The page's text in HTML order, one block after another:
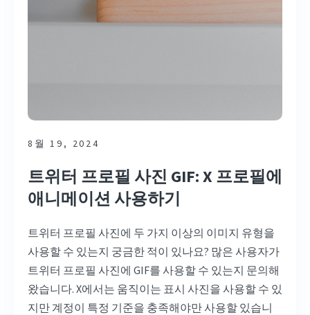
8월 19, 2024
트위터 프로필 사진 GIF: X 프로필에
애니메이션 사용하기
트위터 프로필 사진에 두 가지 이상의 이미지 유형을
사용할 수 있는지 궁금한 적이 있나요? 많은 사용자가
트위터 프로필 사진에 GIF를 사용할 수 있는지 문의해
왔습니다. X에서는 움직이는 표시 사진을 사용할 수 있
지만 계정이 특정 기준을 충족해야만 사용할 있습니